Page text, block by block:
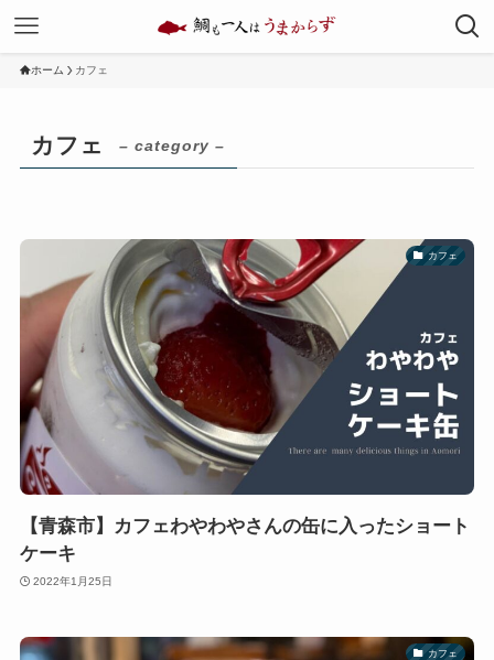
ホーム カフェ
カフェ – category –
カフェ
【青森市】カフェわやわやさんの缶に入ったショート
ケーキ
2022年1月25日
カフェ